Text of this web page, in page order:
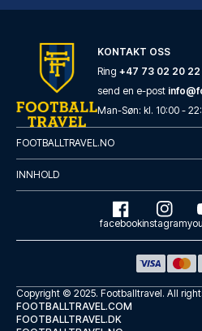
Casual del Teatro Madrid
Casual del Teatro Madrid Hotel...
LES MER OM HOTELLET
KONTAKT OSS
Ring +47 73 02 20 22
send en e-post
Man-Søn: kl. 10:00 -
FOOTBALLTRAVEL.NO
INNHOLD
facebookinstagram
Copyright © 2025. Footballtravel. All
FOOTBALLTRAVEL.COM
FOOTBALLTRAVEL.DK